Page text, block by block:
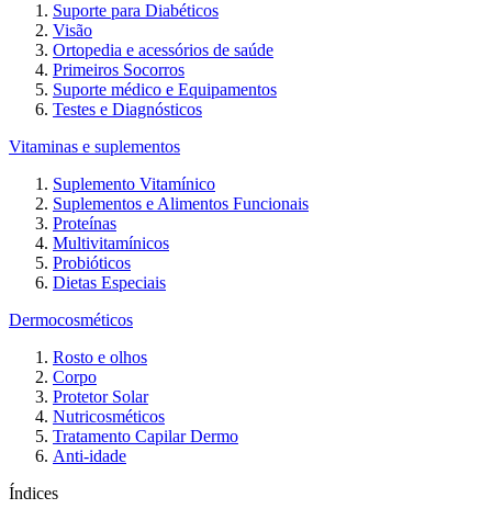
Suporte para Diabéticos
Visão
Ortopedia e acessórios de saúde
Primeiros Socorros
Suporte médico e Equipamentos
Testes e Diagnósticos
Vitaminas e suplementos
Suplemento Vitamínico
Suplementos e Alimentos Funcionais
Proteínas
Multivitamínicos
Probióticos
Dietas Especiais
Dermocosméticos
Rosto e olhos
Corpo
Protetor Solar
Nutricosméticos
Tratamento Capilar Dermo
Anti-idade
Índices